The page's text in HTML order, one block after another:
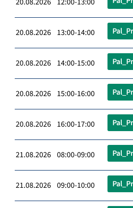
20.08.2026 13:00-14:00
20.08.2026 14:00-15:00
20.08.2026 15:00-16:00
20.08.2026 16:00-17:00
21.08.2026 08:00-09:00
21.08.2026 09:00-10:00